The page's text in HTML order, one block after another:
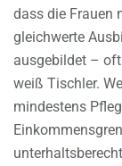
dass die Frauen
gleichwerte
ausgebildet –
weiß Tischler.
mindestens